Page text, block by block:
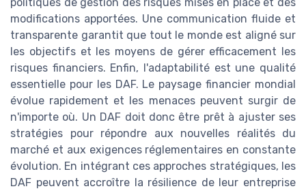
modifications apportées. Une communication fluide et
transparente garantit que tout le monde est aligné sur
les objectifs et les moyens de gérer efficacement les
risques financiers. Enfin, l'adaptabilité est une qualité
essentielle pour les DAF. Le paysage financier mondial
évolue rapidement et les menaces peuvent surgir de
n'importe où. Un DAF doit donc être prêt à ajuster ses
stratégies pour répondre aux nouvelles réalités du
marché et aux exigences réglementaires en constante
évolution. En intégrant ces approches stratégiques, les
DAF peuvent accroître la résilience de leur entreprise